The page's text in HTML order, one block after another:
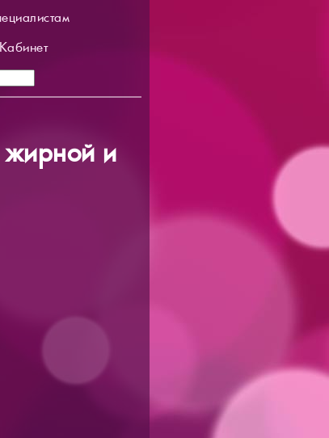
Кабинет
и